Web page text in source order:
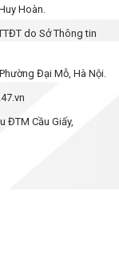
Hoàn.
do Sở Thông tin
Đại Mỗ, Hà Nội.
ĐTM Cầu Giấy,